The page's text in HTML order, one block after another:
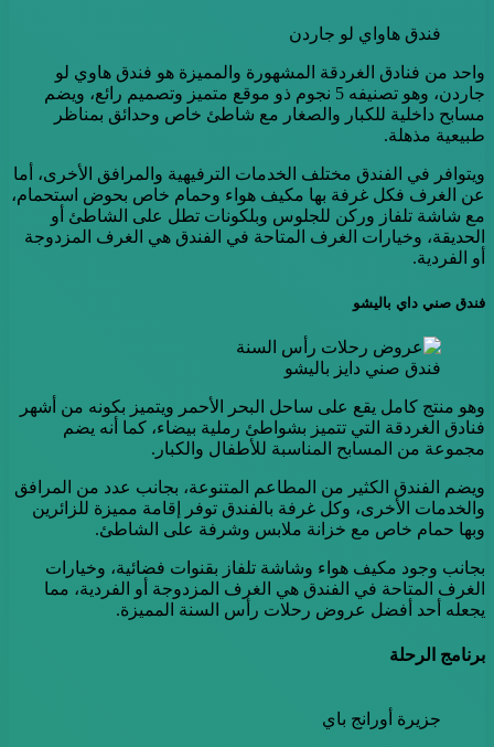
فندق هاواي لو جاردن
واحد من فنادق الغردقة المشهورة والمميزة هو فندق هاوي لو
جاردن، وهو تصنيفه 5 نجوم ذو موقع متميز وتصميم رائع، ويضم
مسابح داخلية للكبار والصغار مع شاطئ خاص وحدائق بمناظر
طبيعية مذهلة.
ويتوافر في الفندق مختلف الخدمات الترفيهية والمرافق الأخرى، أما
عن الغرف فكل غرفة بها مكيف هواء وحمام خاص بحوض استحمام،
مع شاشة تلفاز وركن للجلوس وبلكونات تطل على الشاطئ أو
الحديقة، وخيارات الغرف المتاحة في الفندق هي الغرف المزدوجة
أو الفردية.
فندق صني داي باليشو
فندق صني دايز باليشو
وهو منتج كامل يقع على ساحل البحر الأحمر ويتميز بكونه من أشهر
فنادق الغردقة التي تتميز بشواطئ رملية بيضاء، كما أنه يضم
مجموعة من المسابح المناسبة للأطفال والكبار.
ويضم الفندق الكثير من المطاعم المتنوعة، بجانب عدد من المرافق
والخدمات الأخرى، وكل غرفة بالفندق توفر إقامة مميزة للزائرين
وبها حمام خاص مع خزانة ملابس وشرفة على الشاطئ.
بجانب وجود مكيف هواء وشاشة تلفاز بقنوات فضائية، وخيارات
الغرف المتاحة في الفندق هي الغرف المزدوجة أو الفردية، مما
يجعله أحد أفضل عروض رحلات رأس السنة المميزة.
برنامج الرحلة
جزيرة أورانج باي